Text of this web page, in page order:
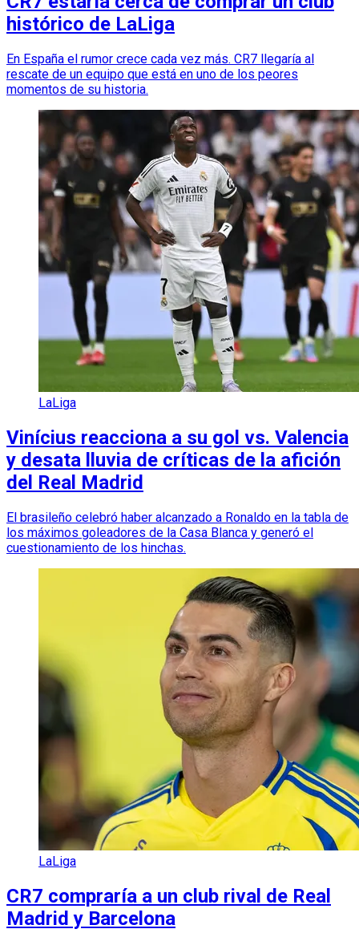
histórico de LaLiga
En España el rumor crece cada vez más. CR7 llegaría al
rescate de un equipo que está en uno de los peores
momentos de su historia.
LaLiga
Vinícius reacciona a su gol vs. Valencia
y desata lluvia de críticas de la afición
del Real Madrid
El brasileño celebró haber alcanzado a Ronaldo en la tabla de
los máximos goleadores de la Casa Blanca y generó el
cuestionamiento de los hinchas.
LaLiga
CR7 compraría a un club rival de Real
Madrid y Barcelona